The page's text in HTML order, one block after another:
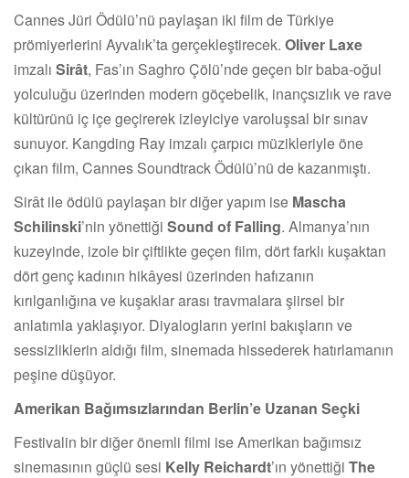
Cannes Jüri Ödülü’nü paylaşan iki film de Türkiye
prömiyerlerini Ayvalık’ta gerçekleştirecek. Oliver Laxe
imzalı Sirât, Fas’ın Saghro Çölü’nde geçen bir baba-oğul
yolculuğu üzerinden modern göçebelik, inançsızlık ve rave
kültürünü iç içe geçirerek izleyiciye varoluşsal bir sınav
sunuyor. Kangding Ray imzalı çarpıcı müzikleriyle öne
çıkan film, Cannes Soundtrack Ödülü’nü de kazanmıştı.
Sirât ile ödülü paylaşan bir diğer yapım ise Mascha
Schilinski’nin yönettiği Sound of Falling. Almanya’nın
kuzeyinde, izole bir çiftlikte geçen film, dört farklı kuşaktan
dört genç kadının hikâyesi üzerinden hafızanın
kırılganlığına ve kuşaklar arası travmalara şiirsel bir
anlatımla yaklaşıyor. Diyalogların yerini bakışların ve
sessizliklerin aldığı film, sinemada hissederek hatırlamanın
peşine düşüyor.
Amerikan Bağımsızlarından Berlin’e Uzanan Seçki
Festivalin bir diğer önemli filmi ise Amerikan bağımsız
sinemasının güçlü sesi Kelly Reichardt’ın yönettiği The